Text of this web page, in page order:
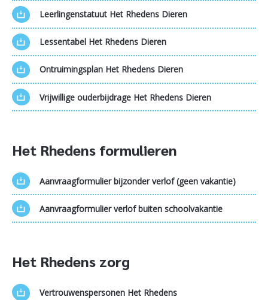
Leerlingenstatuut Het Rhedens Dieren
Lessentabel Het Rhedens Dieren
Ontruimingsplan Het Rhedens Dieren
Vrijwillige ouderbijdrage Het Rhedens Dieren
Het Rhedens formulieren
Aanvraagformulier bijzonder verlof (geen vakantie)
Aanvraagformulier verlof buiten schoolvakantie
Het Rhedens zorg
Vertrouwenspersonen Het Rhedens